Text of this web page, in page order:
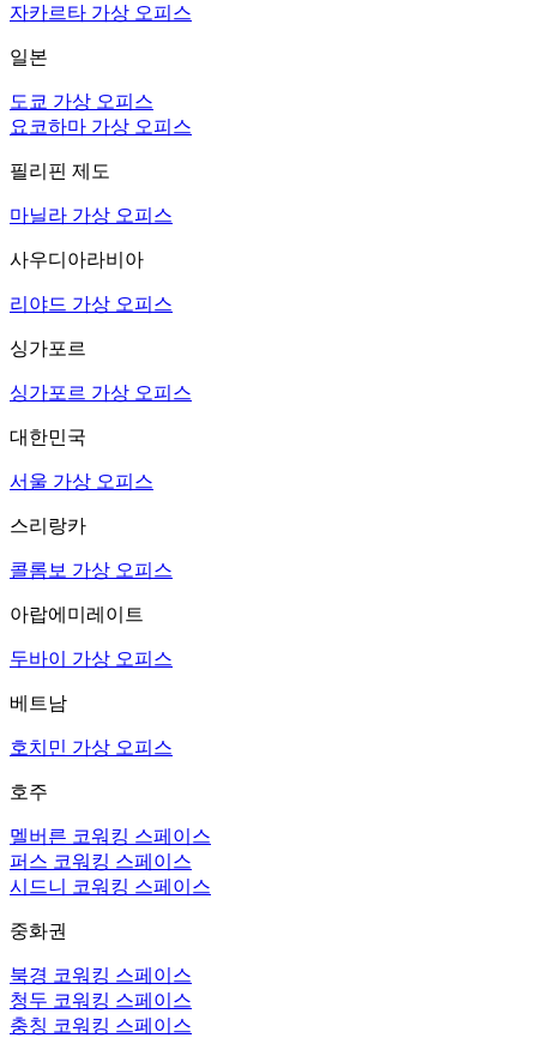
자카르타 가상 오피스
일본
도쿄 가상 오피스
요코하마 가상 오피스
필리핀 제도
마닐라 가상 오피스
사우디아라비아
리야드 가상 오피스
싱가포르
싱가포르 가상 오피스
대한민국
서울 가상 오피스
스리랑카
콜롬보 가상 오피스
아랍에미레이트
두바이 가상 오피스
베트남
호치민 가상 오피스
호주
멜버른 코워킹 스페이스
퍼스 코워킹 스페이스
시드니 코워킹 스페이스
중화권
북경 코워킹 스페이스
청두 코워킹 스페이스
충칭 코워킹 스페이스